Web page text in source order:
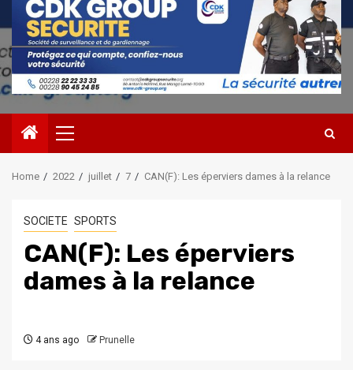
Primary
Menu
Home 2022 juillet 7 CAN(F): Les éperviers dames à la relance
SOCIETE SPORTS
CAN(F): Les éperviers
dames à la relance
4 ans ago Prunelle